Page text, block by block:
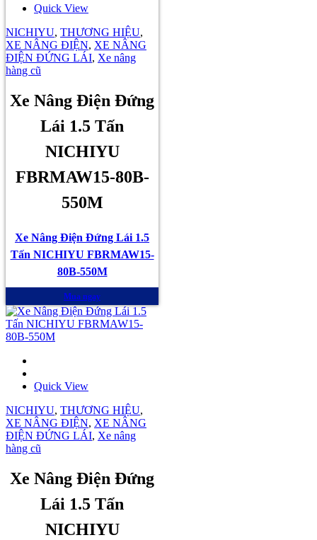
Quick View
NICHIYU, THƯƠNG HIỆU,
XE NÂNG ĐIỆN, XE NÂNG
ĐIỆN ĐỨNG LÁI, Xe nâng
hàng cũ
Xe Nâng Điện Đứng
Lái 1.5 Tấn
NICHIYU
FBRMAW15-80B-
550M
Xe Nâng Điện Đứng Lái 1.5
Tấn NICHIYU FBRMAW15-
80B-550M
Mua ngay
Quick View
NICHIYU, THƯƠNG HIỆU,
XE NÂNG ĐIỆN, XE NÂNG
ĐIỆN ĐỨNG LÁI, Xe nâng
hàng cũ
Xe Nâng Điện Đứng
Lái 1.5 Tấn
NICHIYU